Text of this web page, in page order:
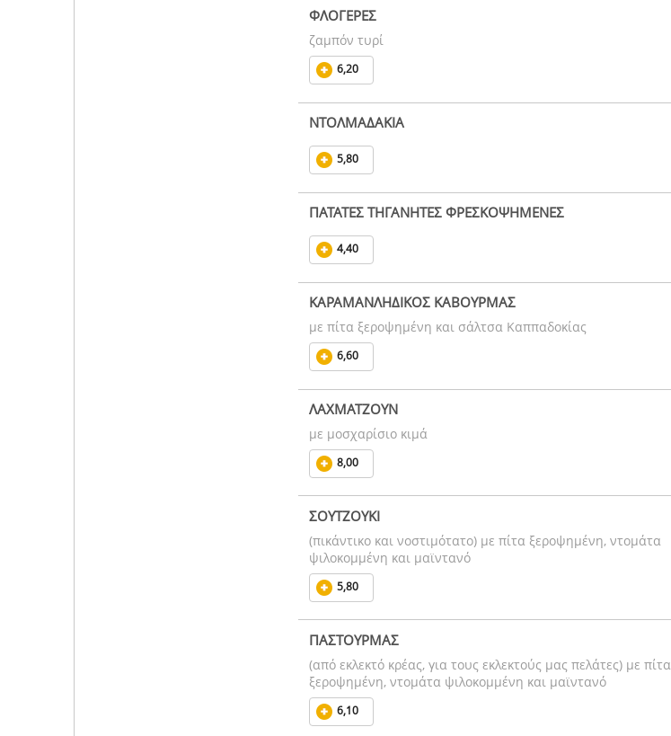
ΦΛΟΓΕΡΕΣ
ζαμπόν τυρί
6,20
ΝΤΟΛΜΑΔΑΚΙΑ
5,80
ΠΑΤΑΤΕΣ ΤΗΓΑΝΗΤΕΣ ΦΡΕΣΚΟΨΗΜΕΝΕΣ
4,40
ΚΑΡΑΜΑΝΛΗΔΙΚΟΣ ΚΑΒΟΥΡΜΑΣ
με πίτα ξεροψημένη και σάλτσα Καππαδοκίας
6,60
ΛΑΧΜΑΤΖΟΥΝ
με μοσχαρίσιο κιμά
8,00
ΣΟΥΤΖΟΥΚΙ
(πικάντικο και νοστιμότατο) με πίτα ξεροψημένη, ντομάτα
ψιλοκομμένη και μαϊντανό
5,80
ΠΑΣΤΟΥΡΜΑΣ
(από εκλεκτό κρέας, για τους εκλεκτούς μας πελάτες) με πίτα
ξεροψημένη, ντομάτα ψιλοκομμένη και μαϊντανό
6,10